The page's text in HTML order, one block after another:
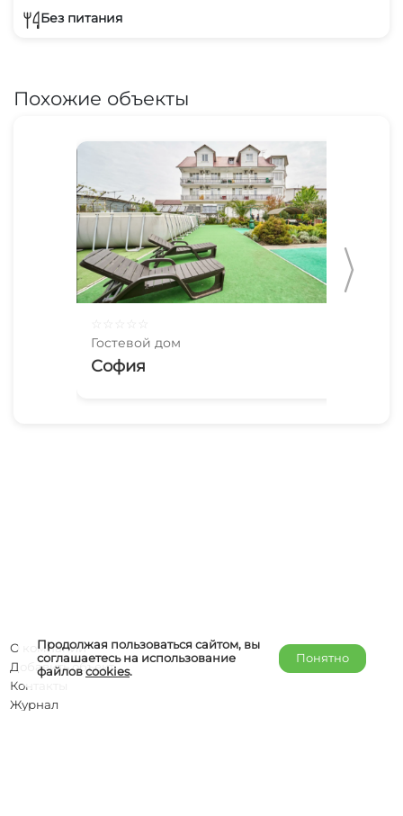
Без питания
Похожие объекты
Гостевой дом
София
Продолжая пользоваться сайтом, вы
соглашаетесь на использование
файловcookies.
Понятно
О компании
Добавить объект
Контакты
Журнал